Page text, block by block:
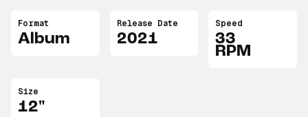
Format
Album
Release Date
2021
Speed
33
RPM
Size
12"